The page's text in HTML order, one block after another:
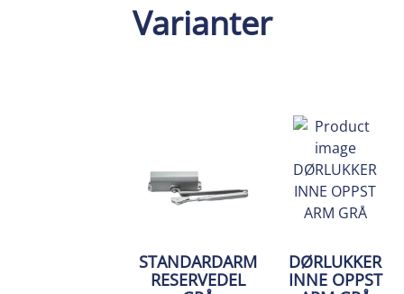
Varianter
STANDARDARM
RESERVEDEL
DØRLUKKER
INNE OPPST